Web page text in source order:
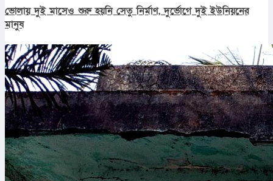
ভোলায় দুই মাসেও শুরু হয়নি সেতু নির্মাণ, দুর্ভোগে দুই ইউনিয়নের
মানুষ